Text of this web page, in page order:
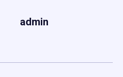
admin